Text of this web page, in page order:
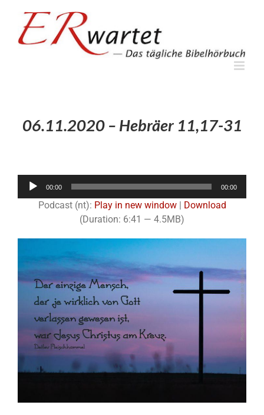
springen
06.11.2020 – Hebräer 11,17-31
00:00 00:00
Podcast (nt): Play in new window| Download
(Duration: 6:41 — 4.5MB)